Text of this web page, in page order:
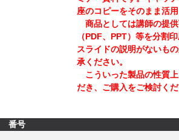
座のコピーをそのまま活用
商品としては講師の提
（PDF、PPT）等を分割
スライドの説明がないも
承ください。
こういった製品の性質
だき、ご購入をご検討くだ
番号